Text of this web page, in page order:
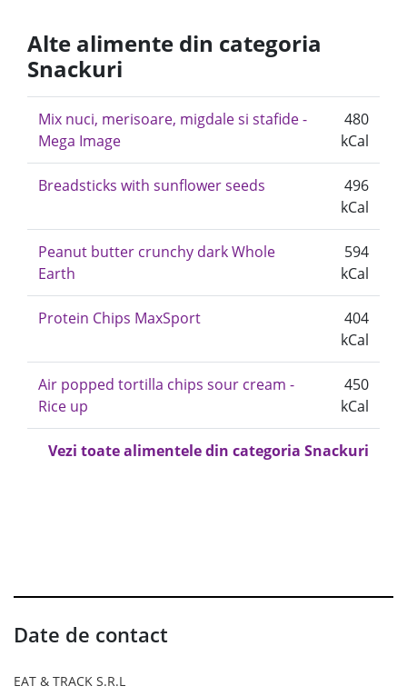
Alte alimente din categoria
Snackuri
Mix nuci, merisoare, migdale si stafide -
Mega Image
480
kCal
Breadsticks with sunflower seeds
496
kCal
Peanut butter crunchy dark Whole
Earth
594
kCal
Protein Chips MaxSport
404
kCal
Air popped tortilla chips sour cream -
Rice up
450
kCal
Vezi toate alimentele din categoria Snackuri
Date de contact
EAT & TRACK S.R.L